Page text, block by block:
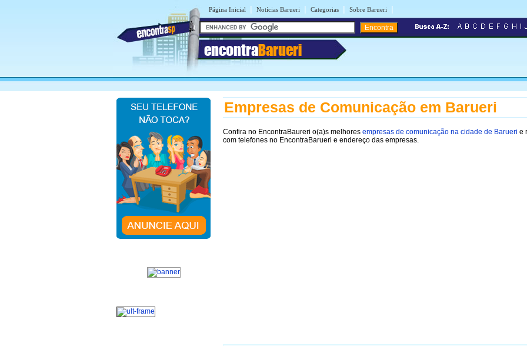
Página Inicial | Notícias Barueri | Categorias | Sobre Barueri |
encontraBarueri
Empresas de Comunicação em Barueri
Confira no EncontraBaureri o(a)s melhores empresas de comunicação na cidade de Barueri e
com telefones no EncontraBarueri e endereço das empresas.